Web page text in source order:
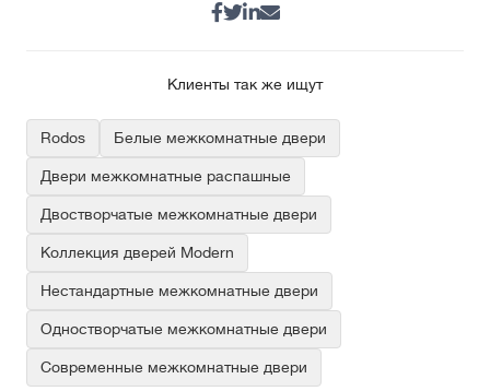
Клиенты так же ищут
Rodos Белые межкомнатные двери
Двери межкомнатные распашные
Двостворчатые межкомнатные двери
Коллекция дверей Modern
Нестандартные межкомнатные двери
Одностворчатые межкомнатные двери
Современные межкомнатные двери